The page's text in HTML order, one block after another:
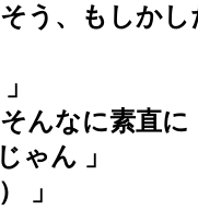
そう、もしか
そんなに素直
ゃん 」
」